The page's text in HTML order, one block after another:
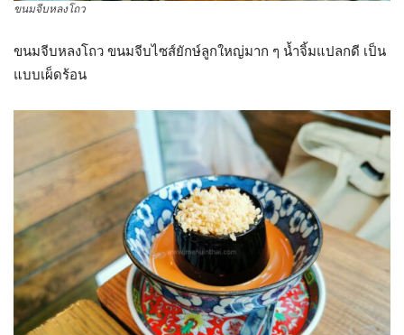
ขนมจีบหลงโถว
ขนมจีบหลงโถว ขนมจีบไซส์ยักษ์ลูกใหญ่มาก ๆ น้ำจิ้มแปลกดี เป็น
แบบเผ็ดร้อน